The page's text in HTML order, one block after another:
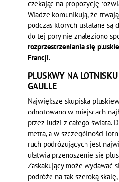
czekając na propozycję
Władze komunikują, że
podczas których ustalane są
do tej pory nie znaleziono
rozprzestrzeniania się
Francji.
PLUSKWY NA
GAULLE
Największe skupiska
odnotowano w miejscach
przez ludzi z całego świata.
metra, a w szczególności
ruch podróżujących jest
ułatwia przenoszenie się
Zaskakujący może wydawać
podróże na tak szeroką